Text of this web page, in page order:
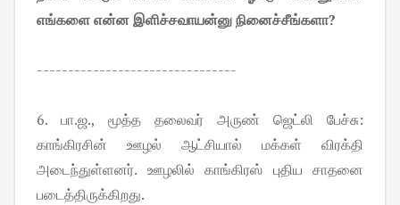
எங்களை என்ன இளிச்சவாயன்னு நினைச்சீங்களா?
--------------------------------
6. பா.ஜ., மூத்த தலைவர் அருண் ஜெட்லி பேச்சு:
காங்கிரசின் ஊழல் ஆட்சியால் மக்கள் விரக்தி
அடைந்துள்ளனர். ஊழலில் காங்கிரஸ் புதிய சாதனை
படைத்திருக்கிறது.